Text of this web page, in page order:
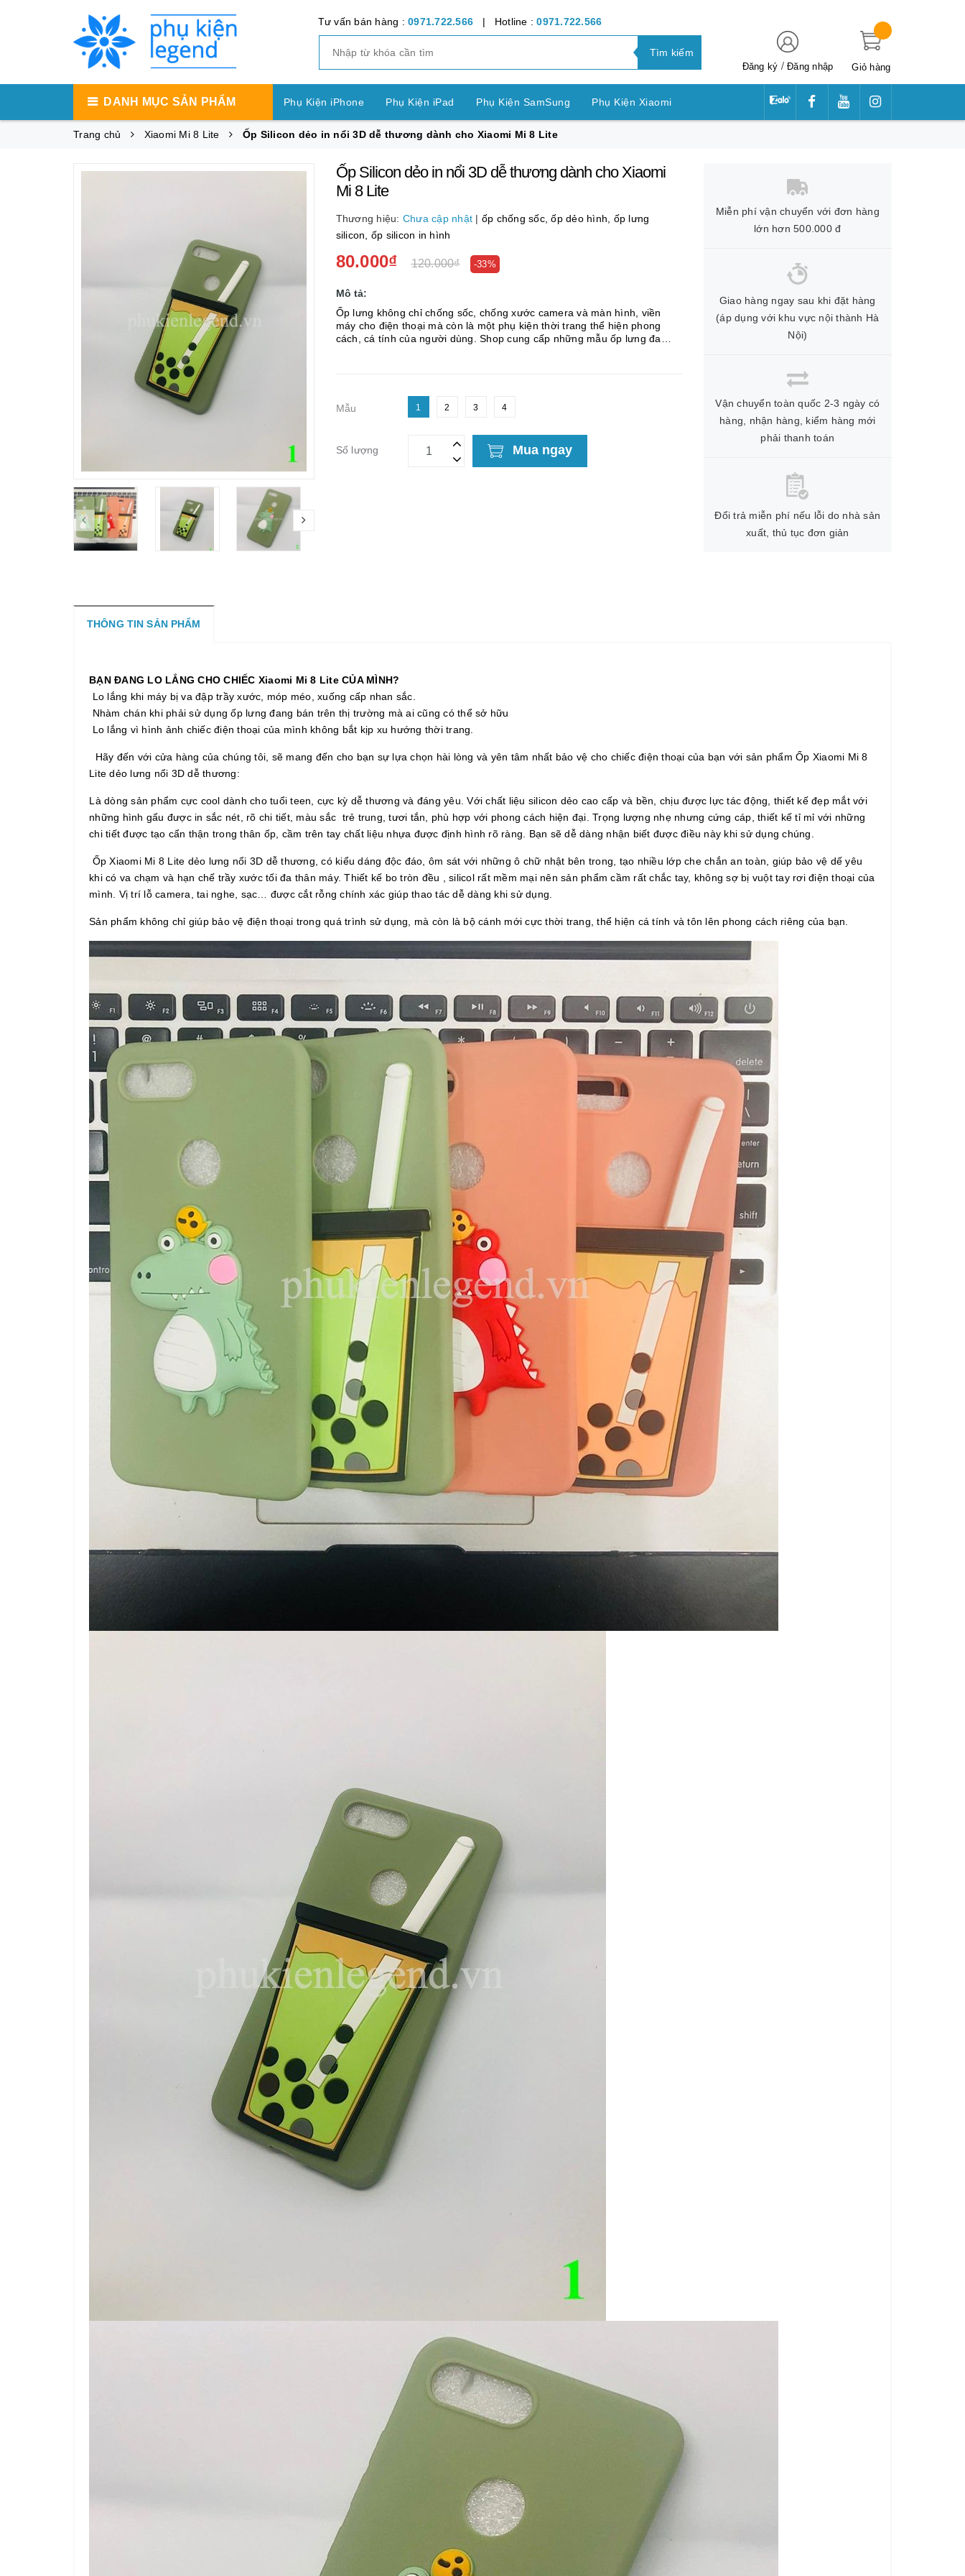
Tư vấn bán hàng : 0971.722.566 | Hotline :0971.722.566
Tìm kiếm
Đăng ký /Đăng nhập Giỏ hàng
DANH MỤC SẢN PHẨM Phụ Kiện iPhone Phụ Kiện iPad Phụ Kiện SamSung Phụ Kiện Xiaomi
Phụ Kiện OPPO Phụ Kiện Vivo Phụ Kiện Realme
Phụ Kiện LG Phụ Kiện Nokia Phụ Kiện Sony
Trang chủ Xiaomi Mi 8 Lite Ốp Silicon dẻo in nổi 3D dễ thương dành cho Xiaomi Mi 8 Lite
Ốp Silicon dẻo in nổi 3D dễ thương dành cho Xiaomi
Mi 8 Lite
Thương hiệu: Chưa cập nhật | ốp chống sốc,ốp dẻo hình, ốp lưng
silicon, ốp silicon in hình
80.000₫ 120.000₫ -33%
Mô tả:
Ốp lưng không chỉ chống sốc, chống xước camera và màn hình, viền
máy cho điện thoại mà còn là một phụ kiện thời trang thể hiện phong
cách, cá tính của người dùng. Shop cung cấp những mẫu ốp lưng đa
Mẫu 1 2 3 4
Số lượng Mua ngay
Miễn phí vận chuyển với đơn hàng
lớn hơn 500.000 đ
Giao hàng ngay sau khi đặt hàng
(áp dụng với khu vực nội thành Hà
Nội)
Vận chuyển toàn quốc 2-3 ngày có
hàng, nhận hàng, kiểm hàng mới
phải thanh toán
Đổi trả miễn phí nếu lỗi do nhà sản
xuất, thủ tục đơn giản
THÔNG TIN SẢN PHẨM
BẠN ĐANG LO LẮNG CHO CHIẾC Xiaomi Mi 8 Lite CỦA MÌNH?
️ Lo lắng khi máy bị va đập trầy xước, móp méo, xuống cấp nhan sắc.
️ Nhàm chán khi phải sử dụng ốp lưng đang bán trên thị trường mà ai cũng có thể sở hữu
️ Lo lắng vì hình ảnh chiếc điện thoại của mình không bắt kịp xu hướng thời trang.
Hãy đến với cửa hàng của chúng tôi, sẽ mang đến cho bạn sự lựa chọn hài lòng và yên tâm nhất bảo vệ cho chiếc điện thoại của bạn với sản phẩm Ốp Xiaomi Mi 8
Lite dẻo lưng nổi 3D dễ thương:
️Là dòng sản phẩm cực cool dành cho tuổi teen, cực kỳ dễ thương và đáng yêu. Với chất liệu silicon dẻo cao cấp và bền, chịu được lực tác động, thiết kế đẹp mắt với
những hình gấu được in sắc nét, rõ chi tiết, màu sắc trẻ trung, tươi tắn, phù hợp với phong cách hiện đại. Trọng lượng nhẹ nhưng cứng cáp, thiết kế tỉ mỉ với những
chi tiết được tạo cẩn thận trong thân ốp, cầm trên tay chất liệu nhựa được định hình rõ ràng. Bạn sẽ dễ dàng nhận biết được điều này khi sử dụng chúng.
️ Ốp Xiaomi Mi 8 Lite dẻo lưng nổi 3D dễ thương, có kiểu dáng độc đáo, ôm sát với những ô chữ nhật bên trong, tạo nhiều lớp che chắn an toàn, giúp bảo vệ dế yêu
khi có va chạm và hạn chế trầy xước tối đa thân máy. Thiết kế bo tròn đều , silicol rất mềm mại nên sản phẩm cầm rất chắc tay, không sợ bị vuột tay rơi điện thoại của
mình. Vị trí lỗ camera, tai nghe, sạc… được cắt rỗng chính xác giúp thao tác dễ dàng khi sử dụng.
Sản phẩm không chỉ giúp bảo vệ điện thoại trong quá trình sử dụng, mà còn là bộ cánh mới cực thời trang, thể hiện cá tính và tôn lên phong cách riêng của bạn.